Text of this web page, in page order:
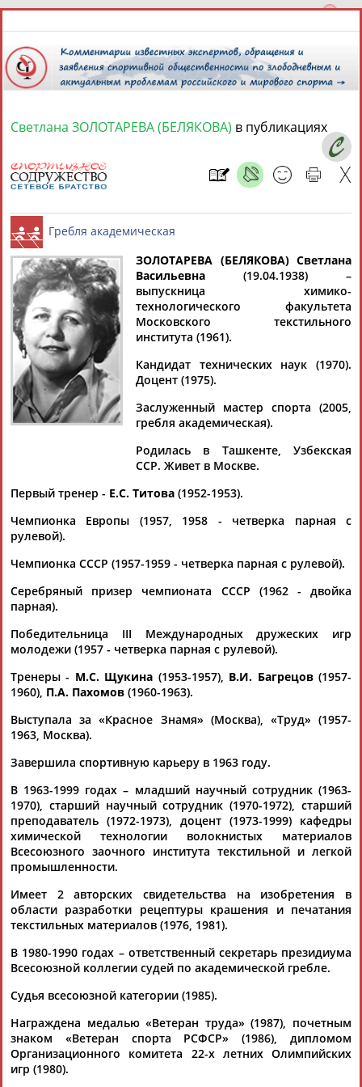
9 августа 2026 года,18:32
СПОРТСМЕНЫ, ТРЕНЕРЫ И СПЕЦИАЛИСТЫ
Найдено: 13181персон
Аслаудин
АБАЕВ
Елена
АБАИМОВА
Мария
Тамилла
АБАСОВА
Рамазан
АБАЧАРАЕВ
АБАШИДЗЕ
Флюра
АББАТЕ-
БУЛАТОВА
Татьяна
Акжана
Артур
Каримжан
АБДРАХМАНОВ
Аделя
АБДРАХМАНОВА
Андрей
АБДУВАЛИЕВ
Герман
АБДУЛАЕВ
АБДУЛАЕВ
Тагир
АБДУЛАЕВ
АБДУЛАЗИЗОВ АБДУЛБЕКОВ
Камалудин
АБДУЛДАУДОВ
Абдула
АБДУЛЖАЛИЛОВ
Магомед
АБДУЛКАГИРОВ
Назир
АБДУЛЛАЕВ
Светлана ЗОЛОТАРЕВА (БЕЛЯКОВА) в публикациях
Гребля академическая
ЗОЛОТАРЕВА (БЕЛЯКОВА) Светлана
Васильевна (19.04.1938) –
выпускница химико-
технологического факультета
Московского текстильного
института (1961).
Кандидат технических наук (1970).
Доцент (1975).
Заслуженный мастер спорта (2005,
гребля академическая).
Родилась в Ташкенте, Узбекская
ССР. Живет в Москве.
Первый тренер - Е.С. Титова (1952-1953).
Чемпионка Европы (1957, 1958 - четверка парная с
рулевой).
Чемпионка СССР (1957-1959 - четверка парная с рулевой).
Серебряный призер чемпионата СССР (1962 - двойка
парная).
Победительница III Международных дружеских игр
молодежи (1957 - четверка парная с рулевой).
Тренеры - М.С. Щукина (1953-1957), В.И. Багрецов(1957-
1960), П.А. Пахомов (1960-1963).
Выступала за «Красное Знамя» (Москва), «Труд» (1957-
1963, Москва).
Завершила спортивную карьеру в 1963 году.
В 1963-1999 годах – младший научный сотрудник (1963-
1970), старший научный сотрудник (1970-1972), старший
преподаватель (1972-1973), доцент (1973-1999) кафедры
химической технологии волокнистых материалов
Всесоюзного заочного института текстильной и легкой
промышленности.
Имеет 2 авторских свидетельства на изобретения в
области разработки рецептуры крашения и печатания
текстильных материалов (1976, 1981).
В 1980-1990 годах – ответственный секретарь президиума
Всесоюзной коллегии судей по академической гребле.
Судья всесоюзной категории (1985).
Награждена медалью «Ветеран труда» (1987), почетным
знаком «Ветеран спорта РСФСР» (1986), дипломом
Организационного комитета 22-х летних Олимпийских
игр (1980).